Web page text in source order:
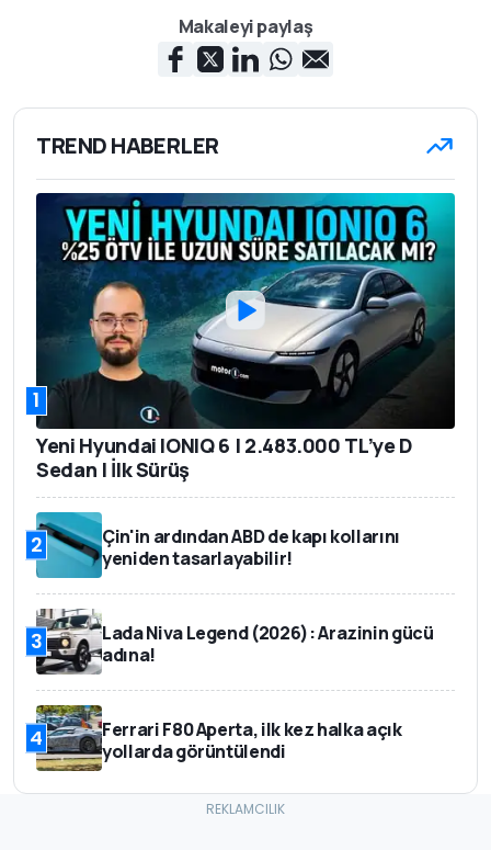
Makaleyi paylaş
TREND HABERLER
1
Yeni Hyundai IONIQ 6 | 2.483.000 TL’ye D
Sedan | İlk Sürüş
2
Çin'in ardından ABD de kapı kollarını
yeniden tasarlayabilir!
3
Lada Niva Legend (2026): Arazinin gücü
adına!
4
Ferrari F80 Aperta, ilk kez halka açık
yollarda görüntülendi